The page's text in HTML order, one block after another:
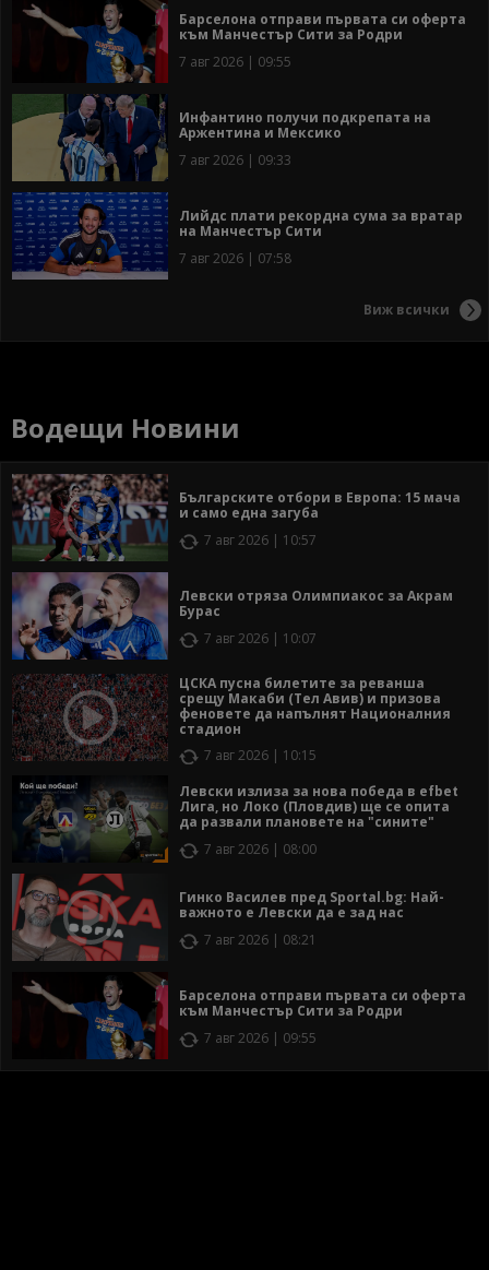
Барселона отправи първата си оферта
към Манчестър Сити за Родри
7 авг 2026 | 09:55
Инфантино получи подкрепата на
Аржентина и Мексико
7 авг 2026 | 09:33
Лийдс плати рекордна сума за вратар
на Манчестър Сити
7 авг 2026 | 07:58
Виж всички
Водещи Новини
Българските отбори в Европа: 15 мача
и само една загуба
7 авг 2026 | 10:57
Левски отряза Олимпиакос за Акрам
Бурас
7 авг 2026 | 10:07
ЦСКА пусна билетите за реванша
срещу Макаби (Тел Авив) и призова
феновете да напълнят Националния
стадион
7 авг 2026 | 10:15
Левски излиза за нова победа в efbet
Лига, но Локо (Пловдив) ще се опита
да развали плановете на "сините"
7 авг 2026 | 08:00
Гинко Василев пред Sportal.bg: Най-
важното е Левски да е зад нас
7 авг 2026 | 08:21
Барселона отправи първата си оферта
към Манчестър Сити за Родри
7 авг 2026 | 09:55